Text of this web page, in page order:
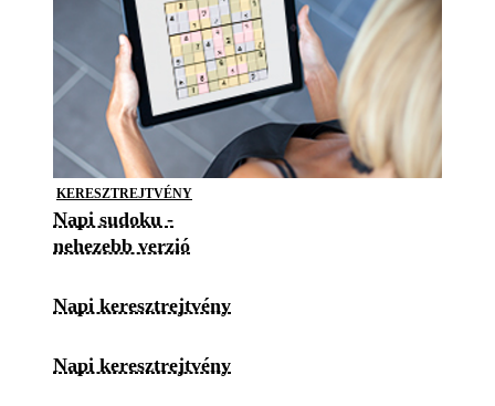
KERESZTREJTVÉNY
Napi sudoku -
nehezebb verzió
Napi keresztrejtvény
Napi keresztrejtvény